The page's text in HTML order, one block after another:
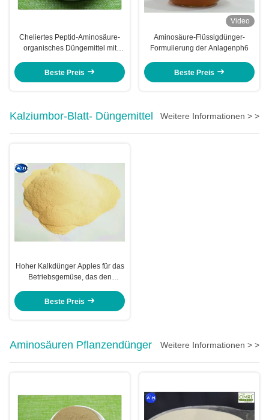
Cheliertes Peptid-Aminosäure-
organisches Düngemittel mit
Beste Preis
Video
Aminosäure-Flüssigdünger-
Formulierung der Anlagenph6
Beste Preis
Kalziumbor-Blatt- Düngemittel Weitere Informationen > >
Hoher Kalkdünger Apples für das
Betriebsgemüse, das den
verzögert
Beste Preis
Aminosäuren Pflanzendünger Weitere Informationen > >